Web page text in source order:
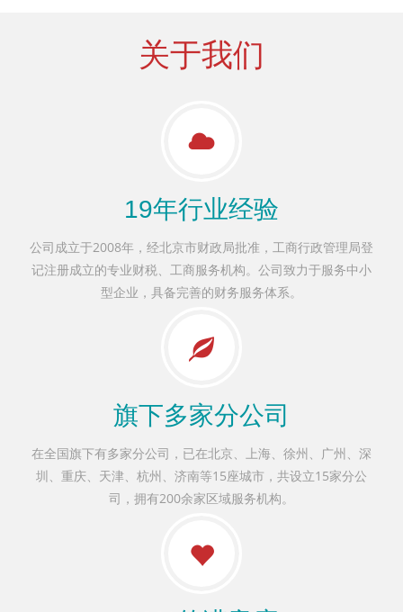
关于我们
19年行业经验
公司成立于2008年，经北京市财政局批准，工商行政管理局登
记注册成立的专业财税、工商服务机构。公司致力于服务中小
型企业，具备完善的财务服务体系。
旗下多家分公司
在全国旗下有多家分公司，已在北京、上海、徐州、广州、深
圳、重庆、天津、杭州、济南等15座城市，共设立15家分公
司，拥有200余家区域服务机构。